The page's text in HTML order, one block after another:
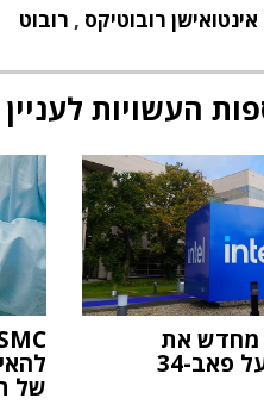
אינטואישן רובוטיקס , רובוט
העשויות
מחדש את
מניותיה במפעל פאב-34
של